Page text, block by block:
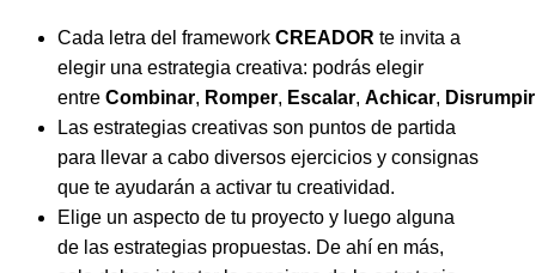
Cada letra del framework CREADOR te invita a
elegir una estrategia creativa: podrás elegir
entre Combinar, Romper, Escalar, Achicar, Disrumpir
Las estrategias creativas son puntos de partida
para llevar a cabo diversos ejercicios y consignas
que te ayudarán a activar tu creatividad.
Elige un aspecto de tu proyecto y luego alguna
de las estrategias propuestas. De ahí en más,